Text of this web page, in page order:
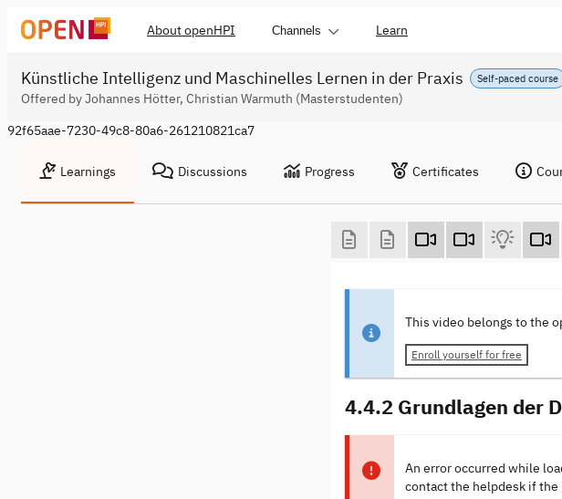
About openHPI Channels Learn
Self-paced course
Künstliche Intelligenz und Maschinelles Lernen in der Praxis
Offered by Johannes Hötter, Christian Warmuth (Masterstudenten)
92f65aae-7230-49c8-80a6-261210821ca7
Learnings Discussions Progress Certificates
This video belongs to the
Enroll yourself for free
4.4.2 Grundlagen der
An error occurred while
contact the helpdesk if